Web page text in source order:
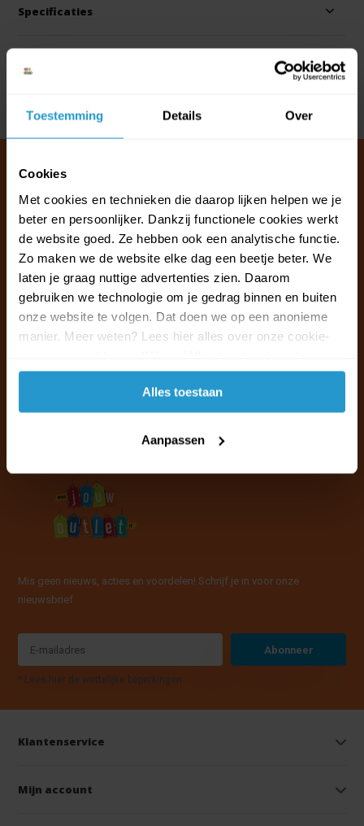
Toestemming Details Over
Cookies
Met cookies en technieken die daarop lijken helpen we je
beter en persoonlijker. Dankzij functionele cookies werkt
de website goed. Ze hebben ook een analytische functie.
Zo maken we de website elke dag een beetje beter. We
laten je graag nuttige advertenties zien. Daarom
gebruiken we technologie om je gedrag binnen en buiten
onze website te volgen. Dat doen we op een anonieme
manier. Meer weten? Lees hier alles over onze cookie-
accepteren.
Alles toestaan
Aanpassen
Specificaties
Klantenservice & FAQ
Wij staan voor u klaar.
Ma t/m vr van 09:30 - 16:00 telefonisch
+31 (0)13 785 62 41
Mis geen nieuws, acties en voordelen! Schrijf je in voor onze
nieuwsbrief
Abonneer
* Lees hier de wettelijke beperkingen
Klantenservice
Mijn account